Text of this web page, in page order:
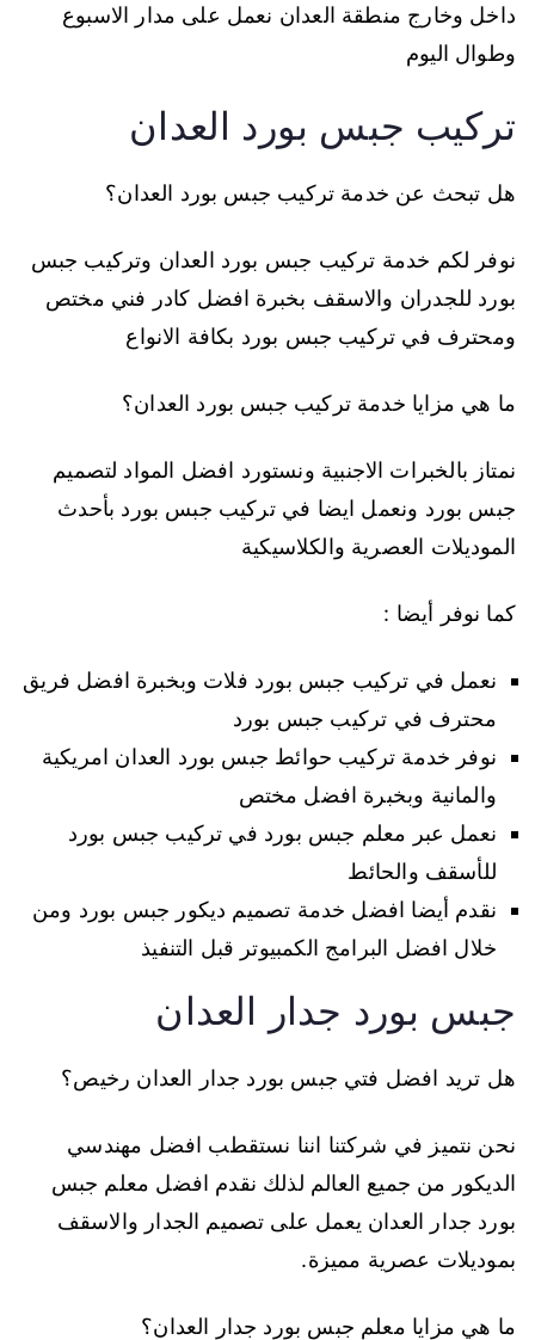
داخل وخارج منطقة العدان نعمل على مدار الاسبوع
وطوال اليوم
تركيب جبس بورد العدان
هل تبحث عن خدمة تركيب جبس بورد العدان؟
نوفر لكم خدمة تركيب جبس بورد العدان وتركيب جبس
بورد للجدران والاسقف بخبرة افضل كادر فني مختص
ومحترف في تركيب جبس بورد بكافة الانواع
ما هي مزايا خدمة تركيب جبس بورد العدان؟
نمتاز بالخبرات الاجنبية ونستورد افضل المواد لتصميم
جبس بورد ونعمل ايضا في تركيب جبس بورد بأحدث
الموديلات العصرية والكلاسيكية
كما نوفر أيضا :
نعمل في تركيب جبس بورد فلات وبخبرة افضل فريق
محترف في تركيب جبس بورد
نوفر خدمة تركيب حوائط جبس بورد العدان امريكية
والمانية وبخبرة افضل مختص
نعمل عبر معلم جبس بورد في تركيب جبس بورد
للأسقف والحائط
نقدم أيضا افضل خدمة تصميم ديكور جبس بورد ومن
خلال افضل البرامج الكمبيوتر قبل التنفيذ
جبس بورد جدار العدان
هل تريد افضل فتي جبس بورد جدار العدان رخيص؟
نحن نتميز في شركتنا اننا نستقطب افضل مهندسي
الديكور من جميع العالم لذلك نقدم افضل معلم جبس
بورد جدار العدان يعمل على تصميم الجدار والاسقف
بموديلات عصرية مميزة.
ما هي مزايا معلم جبس بورد جدار العدان؟